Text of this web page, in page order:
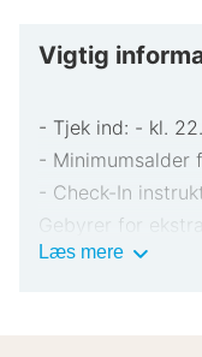
Vigtig
- Tjek ind: - kl.
- Minimumsalder
- Check-In
Gebyrer for
varierer
Læs mereVigtig